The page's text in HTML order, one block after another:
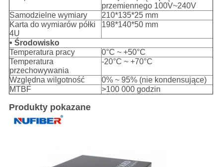
przemiennego 100V~240V
Samodzielne wymiary
210*135*25 mm
Karta do wymiarów półki
4U
198*140*50 mm
• Środowisko
Temperatura pracy
0°C ~ +50°C
Temperatura
przechowywania
-20°C ~ +70°C
Względna wilgotność
0% ~ 95% (nie kondensujące)
MTBF
>100 000 godzin
Produkty pokazane